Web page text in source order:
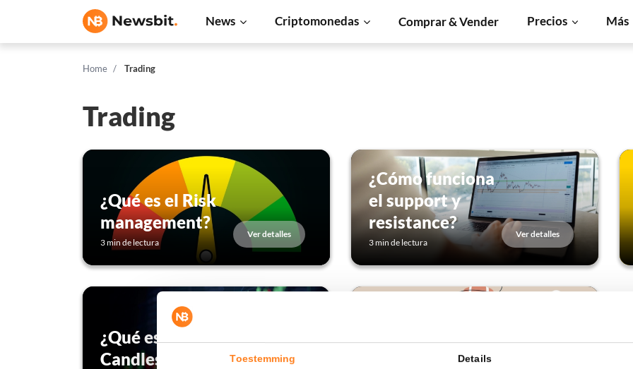
Toestemming Details
News Criptomonedas Comprar & Vender Precios Más
Home Trading
Trading
¿Qué es el Risk
management?
3 min de lectura
Ver detalles
¿Cómo funciona
el support y
resistance?
3 min de lectura
Ver detalles
¿Qué es una
Candlestick?
Crypto Fear and
Greed Index?